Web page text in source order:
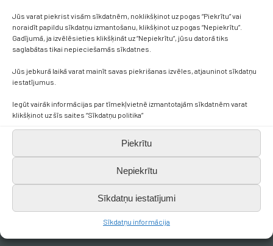
Jūs varat piekrist visām sīkdatnēm, noklikšķinot uz pogas “Piekrītu” vai
noraidīt papildu sīkdatņu izmantošanu, klikšķinot uz pogas “Nepiekrītu”.
Gadījumā, ja izvēlēsieties klikšķināt uz “Nepiekrītu”, jūsu datorā tiks
saglabātas tikai nepieciešamās sīkdatnes.
Jūs jebkurā laikā varat mainīt savas piekrišanas izvēles, atjauninot sīkdatņu
iestatījumus.
Iegūt vairāk informācijas par tīmekļvietnē izmantotajām sīkdatnēm varat
klikšķinot uz šīs saites “Sīkdatņu politika”
Piekrītu
Nepiekrītu
Sīkdatņu iestatījumi
Sīkdatņu informācija
Kontakti